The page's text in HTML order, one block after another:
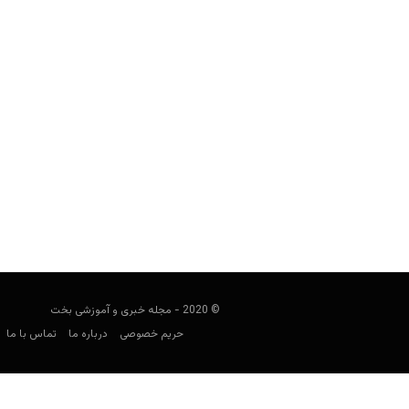
© 2020 - مجله خبری و آموزشی بخت
حریم خصوصی
درباره ما تماس با ما